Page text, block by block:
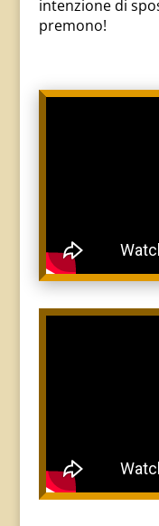
intenzione di
premono!